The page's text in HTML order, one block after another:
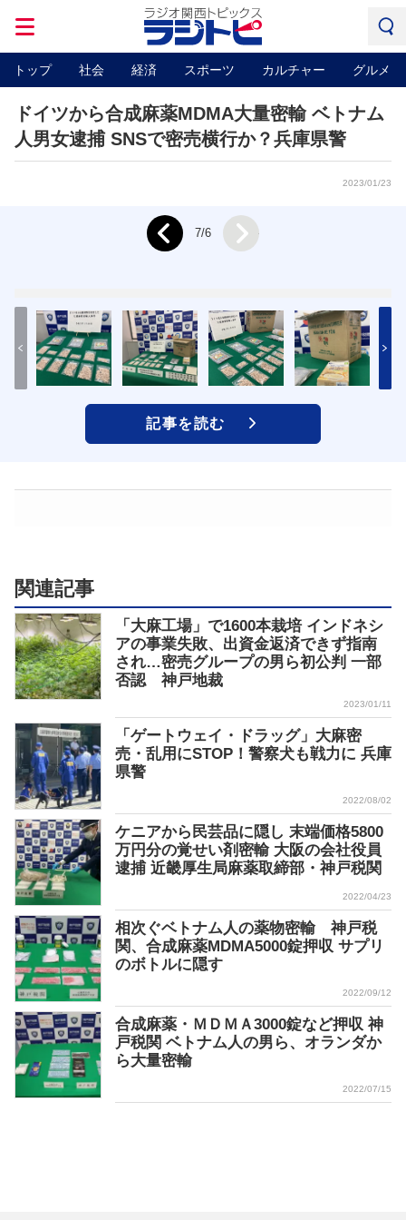
トップ 社会 経済 スポーツ カルチャー グルメ
ドイツから合成麻薬MDMA大量密輸 ベトナム
人男女逮捕 SNSで密売横行か？兵庫県警
2023/01/23
Prev 7/6 Next
記事を読む
関連記事
「大麻工場」で1600本栽培 インドネシ
アの事業失敗、出資金返済できず指南
され…密売グループの男ら初公判 一部
否認 神戸地裁
2023/01/11
「ゲートウェイ・ドラッグ」大麻密
売・乱用にSTOP！警察犬も戦力に 兵庫
県警
2022/08/02
ケニアから民芸品に隠し 末端価格5800
万円分の覚せい剤密輸 大阪の会社役員
逮捕 近畿厚生局麻薬取締部・神戸税関
2022/04/23
相次ぐベトナム人の薬物密輸 神戸税
関、合成麻薬MDMA5000錠押収 サプリ
のボトルに隠す
2022/09/12
合成麻薬・ＭＤＭＡ3000錠など押収 神
戸税関 ベトナム人の男ら、オランダか
ら大量密輸
2022/07/15